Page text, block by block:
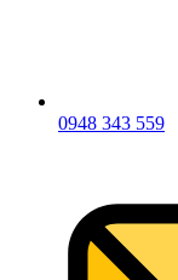
0948 343 559